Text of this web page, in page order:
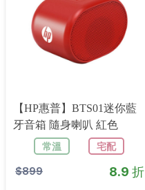
【HP惠普】BTS01迷你藍
牙音箱 隨身喇叭 紅色
常溫
宅配
$899 8.9 折